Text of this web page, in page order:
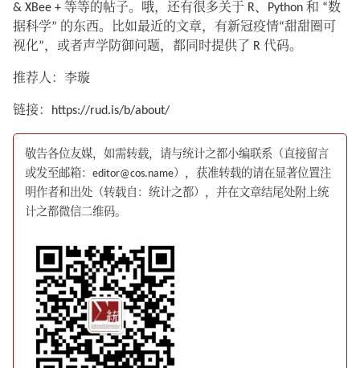
& XBee + 等等的帖子。哦，还有很多关于 R、Python 和 “数
据科学” 的东西。比如最近的文章，有新冠疫情“甜甜圈可
视化”，或者声学防御问题，都同时提供了 R 代码。
推荐人：李璇
链接：https://rud.is/b/about/
敬告各位友媒，如需转载，请与统计之都小编联系（直接留言
或发至邮箱：editor@cos.name），获准转载的请在显著位置注
明作者和出处（转载自：统计之都），并在文章结尾处附上统
计之都微信二维码。